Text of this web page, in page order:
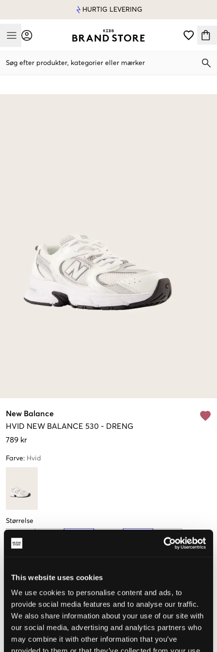
This website uses cookies
We use cookies to personalise content and ads, to
provide social media features and to analyse our traffic.
We also share information about your use of our site with
our social media, advertising and analytics partners who
may combine it with other information that you’ve
HURTIG LEVERING
Mobile Menu
Søg efter produkter, kategorier eller mærker
New Balance
HVID NEW BALANCE 530 - DRENG
789 kr
Farve: Hvid
Størrelse
35,5
21,5 cm
38,5
24 cm
39 40
Mål foden for at vælge den rigtige størrelse
Opfattet størrelse
Lille Perfekt